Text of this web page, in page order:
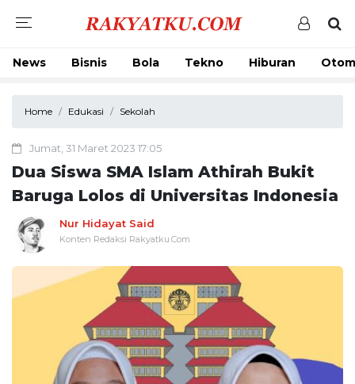
News Bisnis Bola Tekno Hiburan
Home Edukasi Sekolah
Jumat, 31 Maret 2023 17:05
Dua Siswa SMA Islam Athirah Bukit
Baruga Lolos di Universitas Indonesia
Nur Hidayat Said
Konten Redaksi Rakyatku.Com